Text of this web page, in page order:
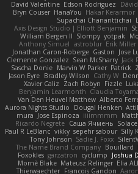
David Valentine Edson Rodriguez
Bryn Couser HanaYou Hakar Kerarmor
Supachai Chanarittichai
Axis Design Studio | Elliott Benjamin
William Bergen II Slompy yotpak
Anthony Simuel astroblur Erik Miller
Jonathan Caron-Roberge Gaston Jose
Clemente Gonzalez Sean McSharry Jack
Sascha Donie Marvin W Parker Patrick
Jason Eyre Bradley Wilson Cathy W
Xavier Caliz
Zach Robyn Fizzle
Benjamin Learmonth Claudia
Van Den Heuvel Matthew Alberto
Aurora Nights Studio
Dougal Henken
mura Jose Espinoza iiiimmmm
Ricardo Negrete Саша Ячмень
Paul R LeBlanc vikky sepehr sabour Silly
Tony Johnson Sadie J. Foxx
The Name Brand Company Bouillard
Foxokles garzatron cyclump Joshua
Mornè Blake Mateusz Relinger Elia
Thierwaechter Francois Gandon